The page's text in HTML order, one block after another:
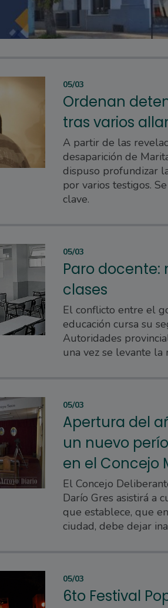
05/03
Ordenan
tras varios
A partir de las
desaparición de
dispuso profundizar
por varios testigos.
clave.
05/03
Paro docente:
clases
El conflicto entre el
educación cursa su
Autoridades
una vez se levante
05/03
Apertura del
un nuevo
en el Concejo
El Concejo
Darío Gres asistirá a
que establece, que
ciudad, debe dejar
05/03
6to Festival